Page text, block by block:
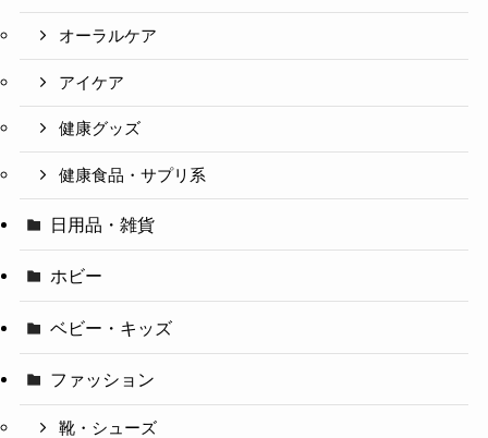
オーラルケア
アイケア
健康グッズ
健康食品・サプリ系
日用品・雑貨
ホビー
ベビー・キッズ
ファッション
靴・シューズ